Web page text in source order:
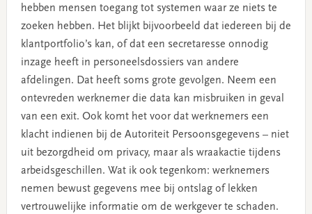
hebben mensen toegang tot systemen waar ze niets te
zoeken hebben. Het blijkt bijvoorbeeld dat iedereen bij de
klantportfolio’s kan, of dat een secretaresse onnodig
inzage heeft in personeelsdossiers van andere
afdelingen. Dat heeft soms grote gevolgen. Neem een
ontevreden werknemer die data kan misbruiken in geval
van een exit. Ook komt het voor dat werknemers een
klacht indienen bij de Autoriteit Persoonsgegevens – niet
uit bezorgdheid om privacy, maar als wraakactie tijdens
arbeidsgeschillen. Wat ik ook tegenkom: werknemers
nemen bewust gegevens mee bij ontslag of lekken
vertrouwelijke informatie om de werkgever te schaden.